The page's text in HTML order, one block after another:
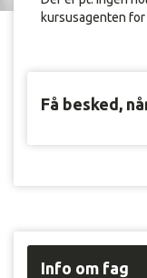
kursusagenten
Få besked,
Info om fag